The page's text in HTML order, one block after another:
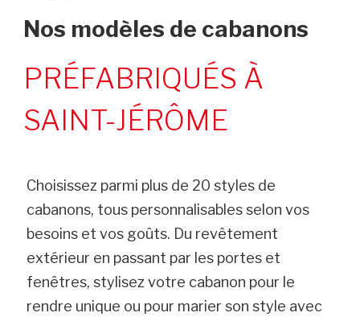
Nos modèles de cabanons
PRÉFABRIQUÉS À
SAINT-JÉRÔME
Choisissez parmi plus de 20 styles de
cabanons, tous personnalisables selon vos
besoins et vos goûts. Du revêtement
extérieur en passant par les portes et
fenêtres, stylisez votre cabanon pour le
rendre unique ou pour marier son style avec